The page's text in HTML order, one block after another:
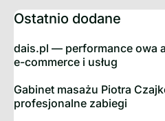
Ostatnio dodane
dais.pl — performance owa
e-commerce i usług
Gabinet masażu Piotra
profesjonalne zabiegi